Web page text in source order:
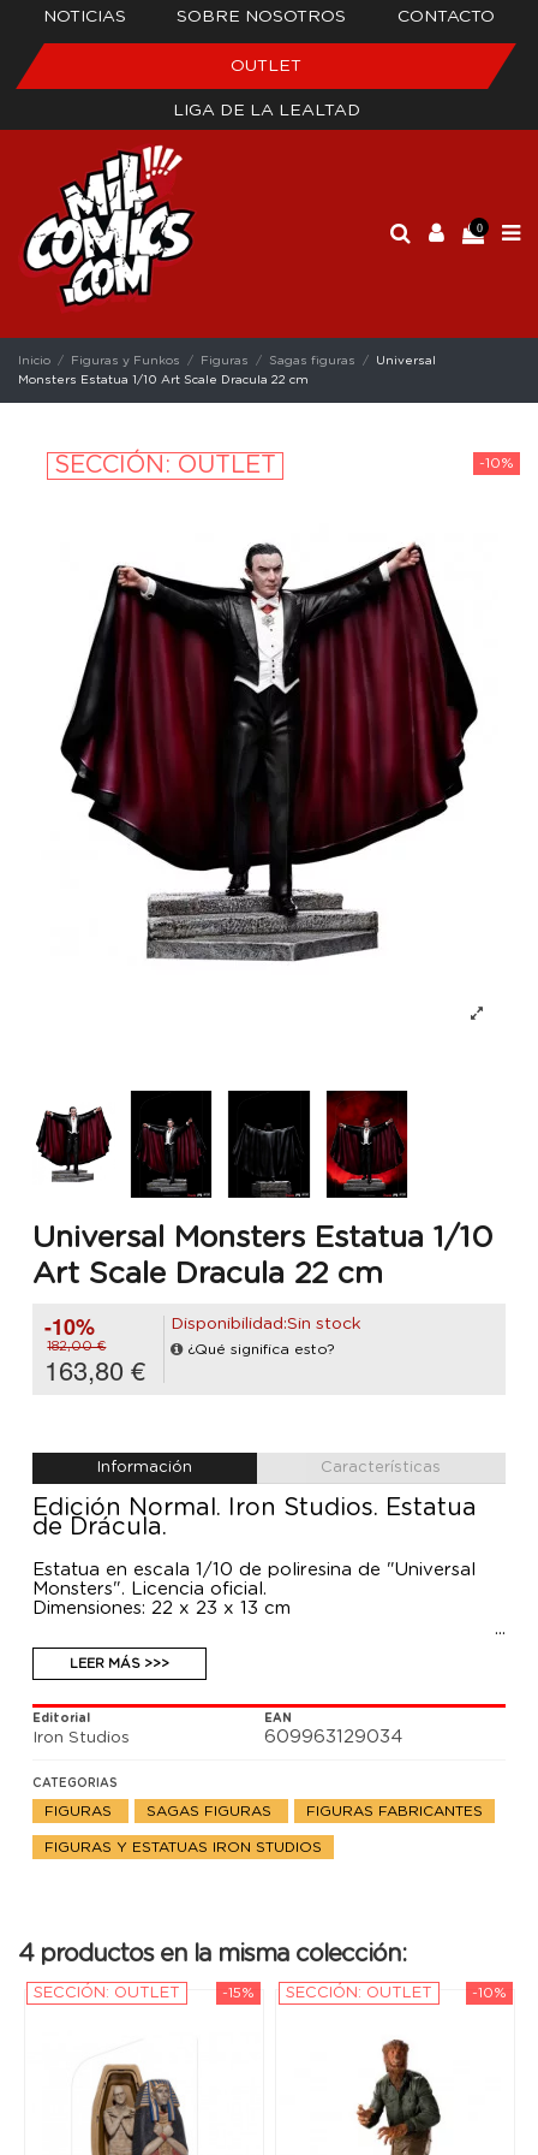
NOTICIAS SOBRE NOSOTROS CONTACTO
OUTLET
LIGA DE LA LEALTAD
0
Inicio Figuras y Funkos Figuras Sagas figuras
Universal
Monsters Estatua 1/10 Art Scale Dracula 22 cm
-10%
SECCIÓN: OUTLET
Universal Monsters Estatua 1/10
Art Scale Dracula 22 cm
-10%
182,00 €
163,80 €
Disponibilidad:Sin stock
¿Qué significa esto?
Información Características
Edición Normal. Iron Studios. Estatua
de Drácula.
Estatua en escala 1/10 de poliresina de "Universal
Monsters". Licencia oficial.
Dimensiones: 22 x 23 x 13 cm
LEER MÁS >>>
Editorial
Iron Studios
EAN
609963129034
CATEGORIAS
FIGURAS SAGAS FIGURAS FIGURAS FABRICANTES
FIGURAS Y ESTATUAS IRON STUDIOS
4 productos en la misma colección:
-15%
SECCIÓN: OUTLET -10%
SECCIÓN: OUTLET